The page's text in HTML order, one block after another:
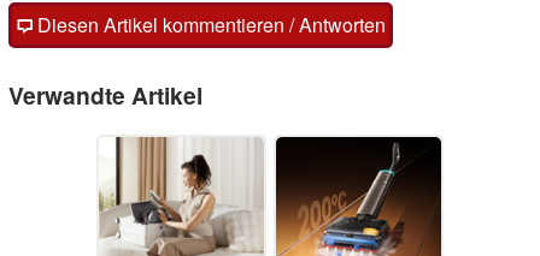
Diesen Artikel kommentieren / Antworten
Verwandte Artikel